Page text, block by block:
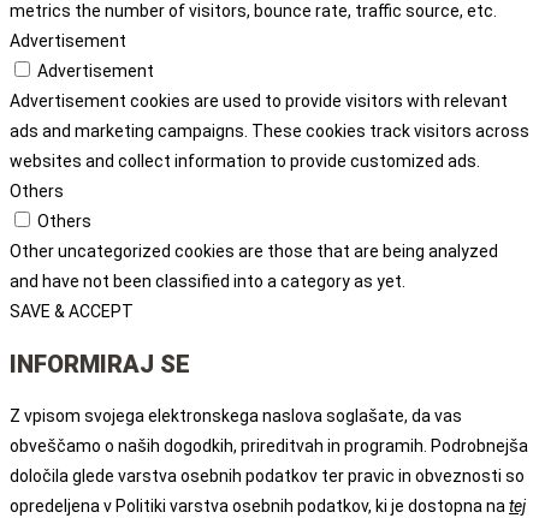
metrics the number of visitors, bounce rate, traffic source, etc.
Advertisement
Advertisement
Advertisement cookies are used to provide visitors with relevant
ads and marketing campaigns. These cookies track visitors across
websites and collect information to provide customized ads.
Others
Others
Other uncategorized cookies are those that are being analyzed
and have not been classified into a category as yet.
SAVE & ACCEPT
INFORMIRAJ SE
Z vpisom svojega elektronskega naslova soglašate, da vas
obveščamo o naših dogodkih, prireditvah in programih. Podrobnejša
določila glede varstva osebnih podatkov ter pravic in obveznosti so
opredeljena v Politiki varstva osebnih podatkov, ki je dostopna na tej